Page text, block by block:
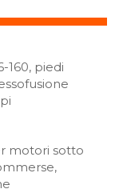
160, piedi
motori sotto